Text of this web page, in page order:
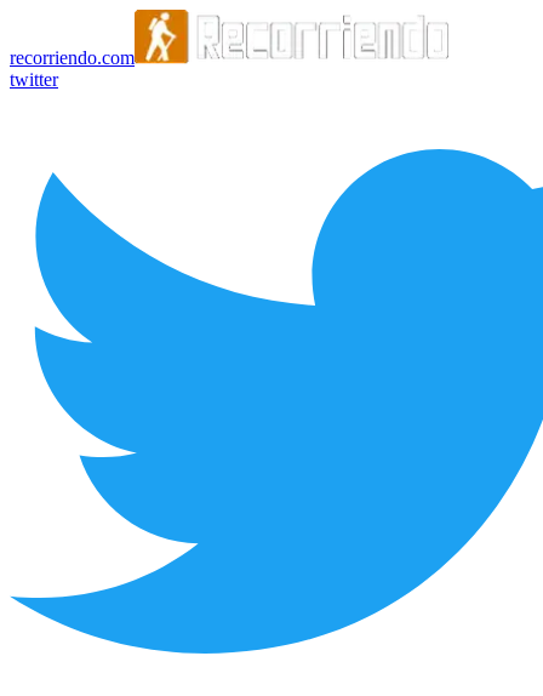
recorriendo.com
twitter